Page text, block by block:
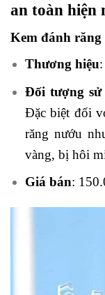
an toàn hiện
Kem đánh
Thương hiệu
Đối tượng sử
Đặc biệt đối
răng nướu
vàng, bị hôi
Giá bán: